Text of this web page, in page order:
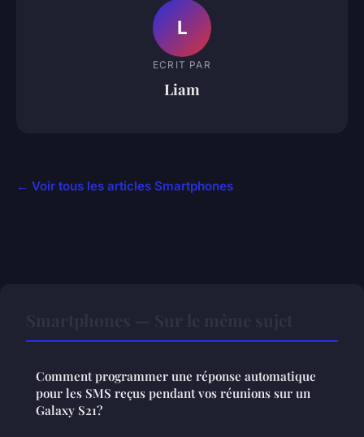
L
ECRIT PAR
Liam
← Voir tous les articles Smartphones
Comment programmer une réponse automatique
pour les SMS reçus pendant vos réunions sur un
Galaxy S21?